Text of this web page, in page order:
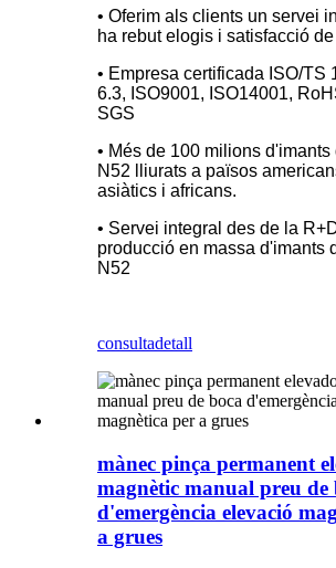
• Oferim als clients un servei
ha rebut elogis i satisfacció
• Empresa certificada ISO/TS
6.3, ISO9001, ISO14001,
SGS
• Més de 100 milions d'imants
N52 lliurats a països
asiàtics i africans.
• Servei integral des de la
producció en massa d'imants
N52
consultadetall
mànec pinça permanent
magnètic manual preu de
d'emergència elevació
a grues